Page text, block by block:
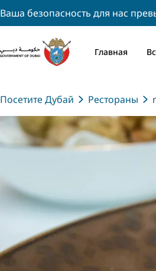
Ваша безопасность для нас
Главная
Посетите Дубай Рестораны